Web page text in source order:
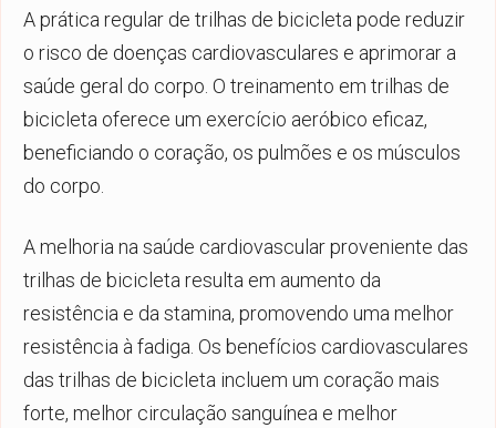
A prática regular de trilhas de bicicleta pode reduzir
o risco de doenças cardiovasculares e aprimorar a
saúde geral do corpo. O treinamento em trilhas de
bicicleta oferece um exercício aeróbico eficaz,
beneficiando o coração, os pulmões e os músculos
do corpo.
A melhoria na saúde cardiovascular proveniente das
trilhas de bicicleta resulta em aumento da
resistência e da stamina, promovendo uma melhor
resistência à fadiga. Os benefícios cardiovasculares
das trilhas de bicicleta incluem um coração mais
forte, melhor circulação sanguínea e melhor